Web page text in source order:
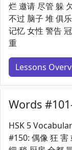
烂 邀请 尽管 躲
不过 脑子 堆 俱
记忆 女性 警告
重
Lessons
Words
HSK 5
#150: 偶像 狂 害